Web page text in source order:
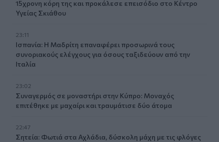
15χρονη κόρη της και προκάλεσε επεισόδιο στο Κέντρο
Υγείας Σκιάθου
23:11
Ισπανία: Η Μαδρίτη επαναφέρει προσωρινά τους
συνοριακούς ελέγχους για όσους ταξιδεύουν από την
Ιταλία
23:02
Συναγερμός σε μοναστήρι στην Κύπρο: Μοναχός
επιτέθηκε με μαχαίρι και τραυμάτισε δύο άτομα
22:47
Σητεία: Φωτιά στα Αχλάδια, δύσκολη μάχη με τις φλόγες